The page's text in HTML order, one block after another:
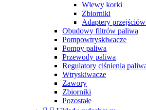
Wlewy korki
Zbiorniki
Adaptery
Obudowy filtrów paliwa
Pompowtryskiwacze
Pompy paliwa
Przewody paliwa
Regulatory ciśnienia
Wtryskiwacze
Zawory
Zbiorniki
Pozostałe